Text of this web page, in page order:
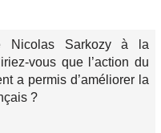
Nicolas Sarkozy à la
vous que l’action du
a permis d’améliorer la
?